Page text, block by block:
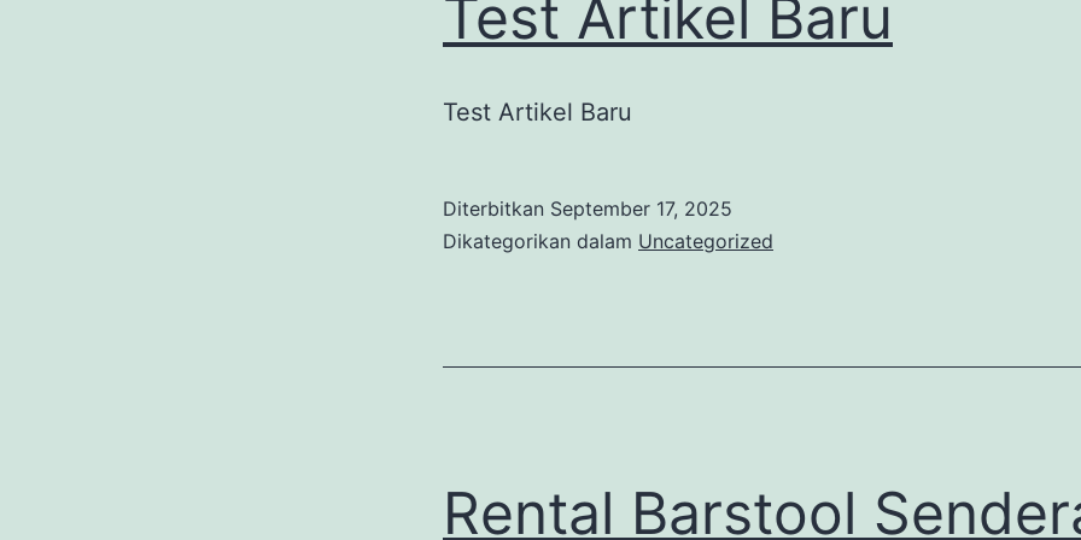
Test Artikel Baru
Test Artikel Baru
Diterbitkan September 17, 2025
Dikategorikan dalam Uncategorized
Rental Barstool